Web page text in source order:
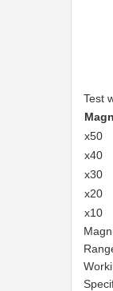
Test
x50
x40
x30
x20
x10